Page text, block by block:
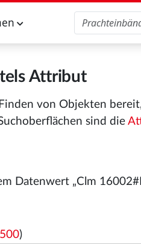
Attribut
von Objekten
sind die
Datenwert „Clm
500)